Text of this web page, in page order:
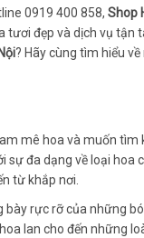
0919 400 858, Shop
tươi đẹp và dịch vụ tận
? Hãy cùng tìm hiểu
mê hoa và muốn tìm
sự đa dạng về loại hoa
từ khắp nơi.
bày rực rỡ của những
lan cho đến những